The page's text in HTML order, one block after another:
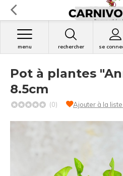
rechercher se
menu
Pot à plantes
8.5cm
(0) Ajouter à la